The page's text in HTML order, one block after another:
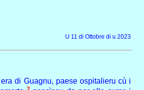
U 11 di Ottobre di u 2023
di Guagnu, paese ospitalieru cù i